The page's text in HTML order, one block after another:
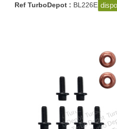
Ref TurboDepot : BL226E